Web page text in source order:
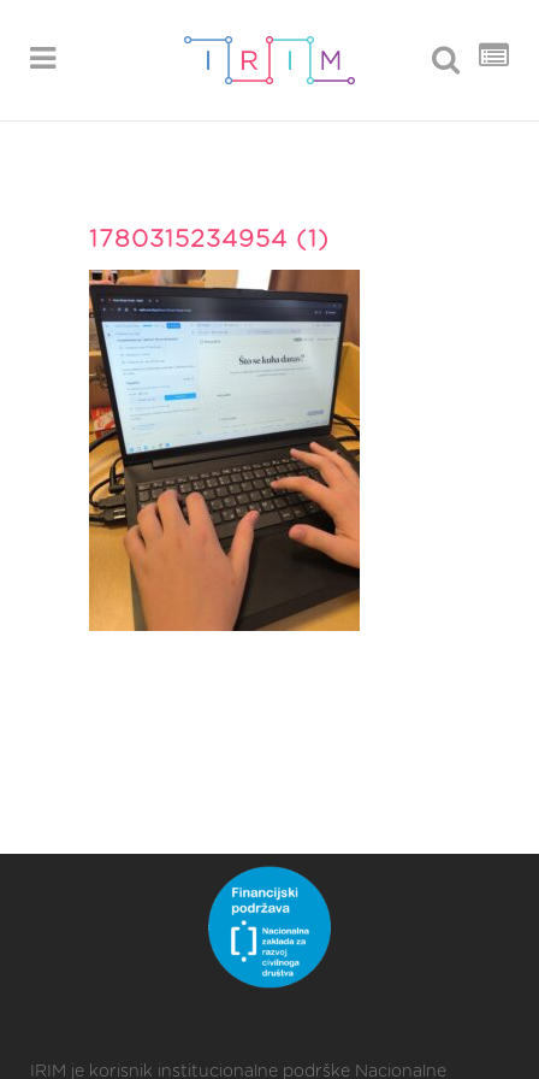
1780315234954 (1)
IRIM je korisnik institucionalne podrške Nacionalne